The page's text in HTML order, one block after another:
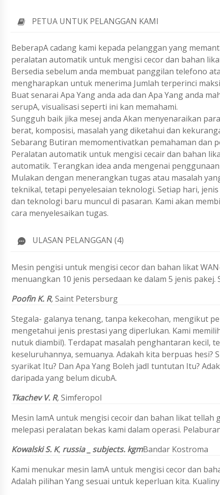
PETUA UNTUK PELANGGAN KAMI
BeberapA cadang kami kepada pelanggan yang
peralatan automatik untuk mengisi cecor dan bahan
Bersedia sebelum anda membuat panggilan telefono
mengharapkan untuk menerima Jumlah terperinci
Buat senarai Apa Yang anda ada dan Apa Yang anda
serupA, visualisasi seperti ini kan memahami.
Sungguh baik jika mesej anda Akan menyenaraikan
berat, komposisi, masalah yang diketahui dan
Sebarang Butiran memomentivatkan pemahaman dan
Peralatan automatik untuk mengisi cecair dan bahan
automatik. Terangkan idea anda mengenai
Mulakan dengan menerangkan tugas atau masalah
teknikal, tetapi penyelesaian teknologi. Setiap hari,
dan teknologi baru muncul di pasaran. Kami akan
cara menyelesaikan tugas.
ULASAN PELANGGAN (4)
Mesin pengisi untuk mengisi cecor dan bahan likat
menuangkan 10 jenis persedaan ke dalam 5 jenis
Poofin K. R,Saint Petersburg
Stegala- galanya tenang, tanpa kekecohan, mengikut
mengetahui jenis prestasi yang diperlukan. Kami
nutuk diambil). Terdapat masalah penghantaran kecil,
keseluruhannya, semuanya. Adakah kita berpuas
syarikat Itu? Dan Apa Yang Boleh jadI tuntutan Itu?
daripada yang belum dicubA.
Tkachev V. R,Simferopol
Mesin lamA untuk mengisi cecoir dan bahan likat
melepasi peralatan bekas kami dalam operasi.
Kowalski S. K, russia _ subjects. kgmBandar Kostroma
Kami menukar mesin lamA untuk mengisi cecor dan
Adalah pilihan Yang sesuai untuk keperluan kita.